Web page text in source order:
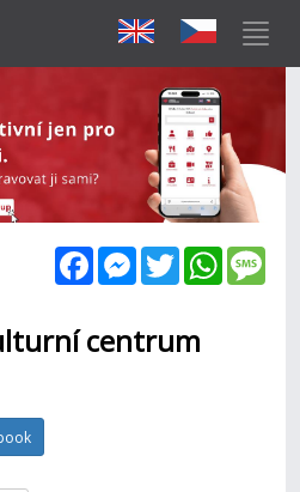
FacebookMessenger
Twitter
centrum